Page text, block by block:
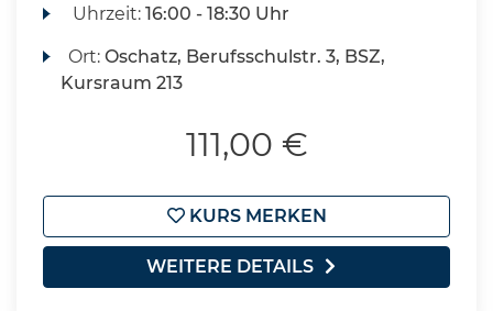
Uhrzeit:16:00 - 18:30 Uhr
Ort:Oschatz, Berufsschulstr. 3, BSZ,
Kursraum 213
111,00 €
KURS MERKEN
WEITERE DETAILS